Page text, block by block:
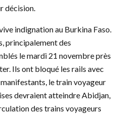
décision.
indignation au Burkina Faso.
principalement des
le mardi 21 novembre près
Ils ont bloqué les rails avec
le train voyageur
devraient atteindre Abidjan,
des trains voyageurs